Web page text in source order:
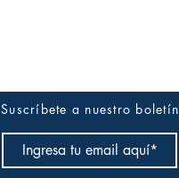
Suscríbete a nuestro boletín